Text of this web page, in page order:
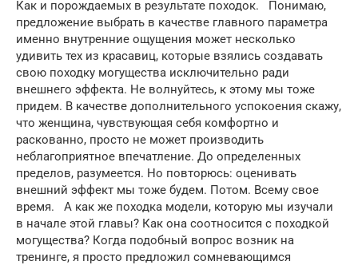
Как и порождаемых в результате походок. Понимаю,
предложение выбрать в качестве главного параметра
именно внутренние ощущения может несколько
удивить тех из красавиц, которые взялись создавать
свою походку могущества исключительно ради
внешнего эффекта. Не волнуйтесь, к этому мы тоже
придем. В качестве дополнительного успокоения скажу,
что женщина, чувствующая себя комфортно и
раскованно, просто не может производить
неблагоприятное впечатление. До определенных
пределов, разумеется. Но повторюсь: оценивать
внешний эффект мы тоже будем. Потом. Всему свое
время. А как же походка модели, которую мы изучали
в начале этой главы? Как она соотносится с походкой
могущества? Когда подобный вопрос возник на
тренинге, я просто предложил сомневающимся